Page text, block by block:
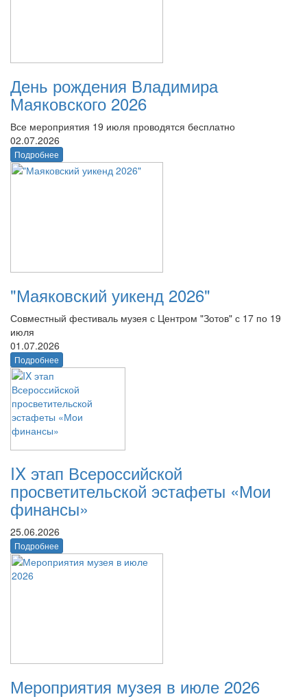
День рождения Владимира
Маяковского 2026
Все мероприятия 19 июля проводятся бесплатно
02.07.2026
Подробнее
"Маяковский уикенд 2026"
Совместный фестиваль музея с Центром "Зотов" с 17 по 19
июля
01.07.2026
Подробнее
IX этап Всероссийской
просветительской эстафеты «Мои
финансы»
25.06.2026
Подробнее
Мероприятия музея в июле 2026